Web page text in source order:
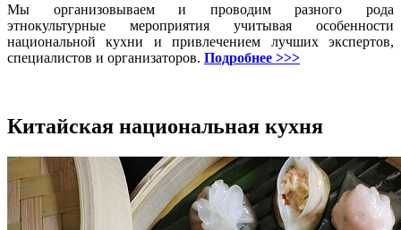
Мы организовываем и проводим разного рода
этнокультурные мероприятия учитывая особенности
национальной кухни и привлечением лучших экспертов,
специалистов и организаторов. Подробнее >>>
Китайская национальная кухня